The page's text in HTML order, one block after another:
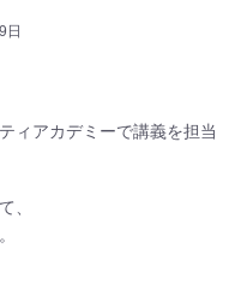
日
ィアカデミーで講義を担当
、